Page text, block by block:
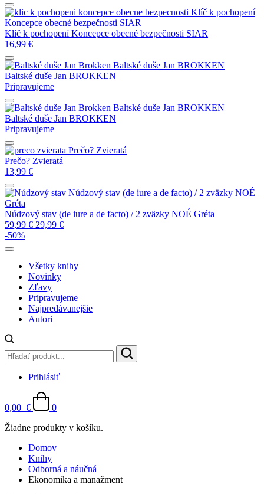
Klíč k pochopení
Koncepce obecné bezpečnosti SIAR
Klíč k pochopení Koncepce obecné bezpečnosti SIAR
16,99 €
Baltské duše Jan BROKKEN
Baltské duše Jan BROKKEN
Pripravujeme
Baltské duše Jan BROKKEN
Baltské duše Jan BROKKEN
Pripravujeme
Prečo? Zvieratá
Prečo? Zvieratá
13,99 €
Núdzový stav (de iure a de facto) / 2 zväzky NOÉ
Gréta
Núdzový stav (de iure a de facto) / 2 zväzky NOÉ Gréta
59,99€ 29,99 €
-50%
Všetky knihy
Novinky
Zľavy
Pripravujeme
Najpredávanejšie
Autori
Prihlásiť
0,00 €
0
Žiadne produkty v košíku.
Domov
Knihy
Odborná a náučná
Ekonomika a manažment